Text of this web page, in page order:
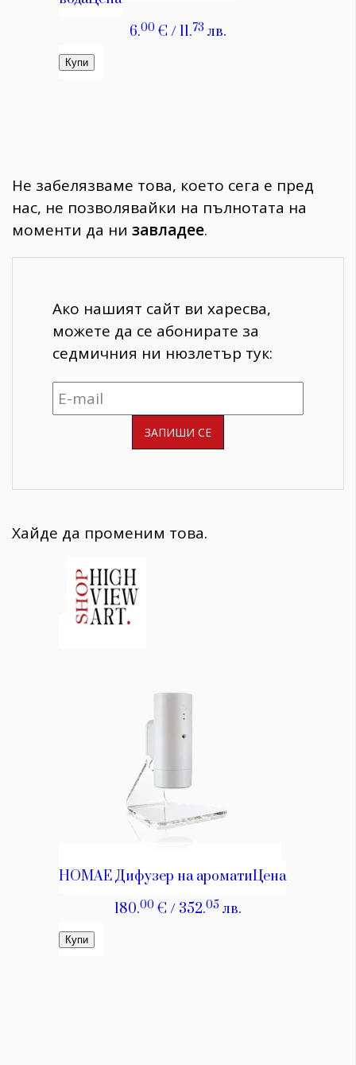
Не забелязваме това, което сега е пред
нас, не позволявайки на пълнотата на
моменти да ни завладее.
Ако нашият сайт ви харесва,
можете да се абонирате за
седмичния ни нюзлетър тук:
Хайде да променим това.